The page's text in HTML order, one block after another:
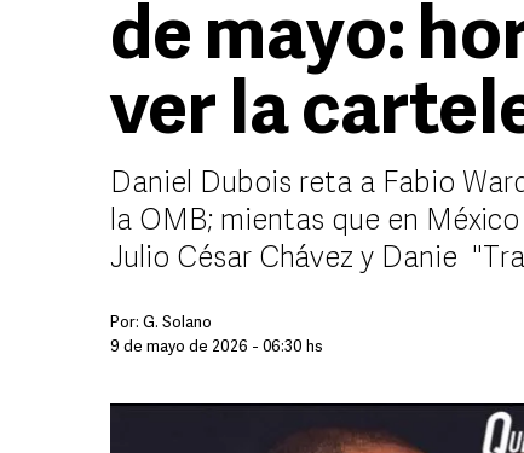
de mayo:
ver la
Daniel Dubois reta a Fabio
la OMB; mientas que en
Julio César Chávez y Danie
Por: G. Solano
9 de mayo de 2026 - 06:30 hs